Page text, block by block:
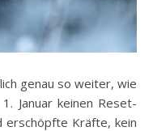
genau so weiter, wie
Januar keinen Reset-
erschöpfte Kräfte, kein